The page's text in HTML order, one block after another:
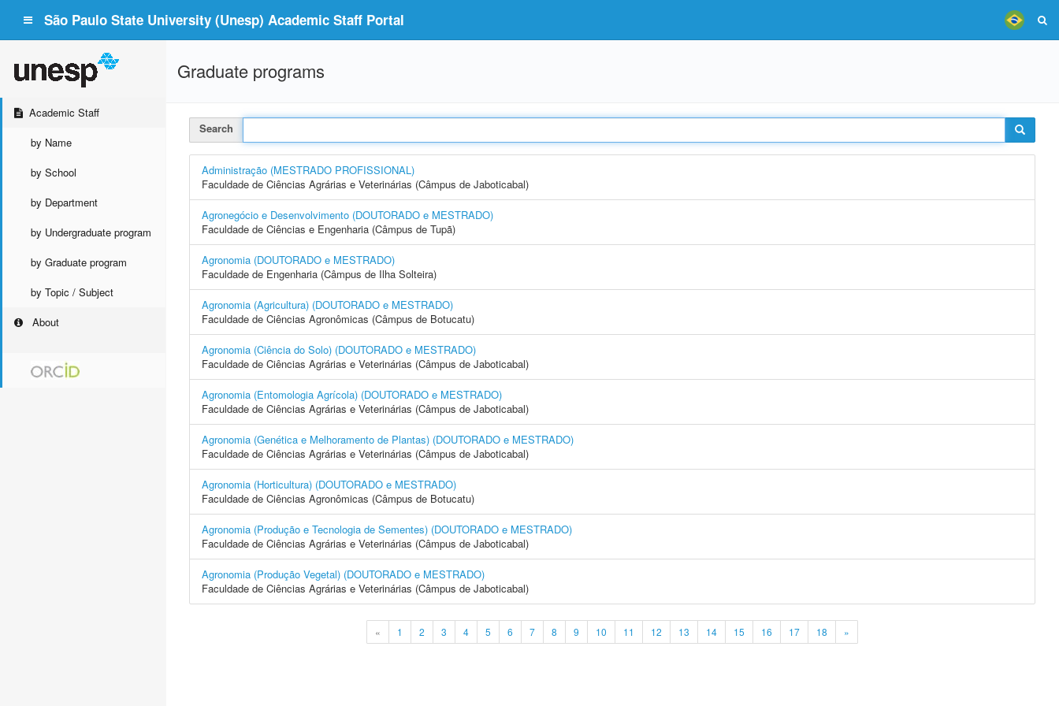
São Paulo State University (Unesp) Academic Staff Portal
Academic Staff
by Name
by School
by Department
by Undergraduate program
by Graduate program
by Topic / Subject
About
Graduate programs
Search
Administração (MESTRADO PROFISSIONAL)
Faculdade de Ciências Agrárias e Veterinárias (Câmpus de Jaboticabal)
Agronegócio e Desenvolvimento (DOUTORADO e MESTRADO)
Faculdade de Ciências e Engenharia (Câmpus de Tupã)
Agronomia (DOUTORADO e MESTRADO)
Faculdade de Engenharia (Câmpus de Ilha Solteira)
Agronomia (Agricultura) (DOUTORADO e MESTRADO)
Faculdade de Ciências Agronômicas (Câmpus de Botucatu)
Agronomia (Ciência do Solo) (DOUTORADO e MESTRADO)
Faculdade de Ciências Agrárias e Veterinárias (Câmpus de Jaboticabal)
Agronomia (Entomologia Agrícola) (DOUTORADO e MESTRADO)
Faculdade de Ciências Agrárias e Veterinárias (Câmpus de Jaboticabal)
Agronomia (Genética e Melhoramento de Plantas) (DOUTORADO e MESTRADO)
Faculdade de Ciências Agrárias e Veterinárias (Câmpus de Jaboticabal)
Agronomia (Horticultura) (DOUTORADO e MESTRADO)
Faculdade de Ciências Agronômicas (Câmpus de Botucatu)
Agronomia (Produção e Tecnologia de Sementes) (DOUTORADO e MESTRADO)
Faculdade de Ciências Agrárias e Veterinárias (Câmpus de Jaboticabal)
Agronomia (Produção Vegetal) (DOUTORADO e MESTRADO)
Faculdade de Ciências Agrárias e Veterinárias (Câmpus de Jaboticabal)
« 1 2 3 4 5 6 7 8 9 10 11 12 13 14 15 16 17 18 »